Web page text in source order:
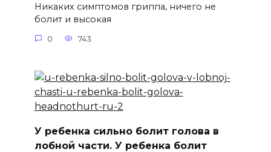
Никаких симптомов гриппа, ничего не
болит и высокая
0 743
У ребенка сильно болит голова в
лобной части. У ребенка болит